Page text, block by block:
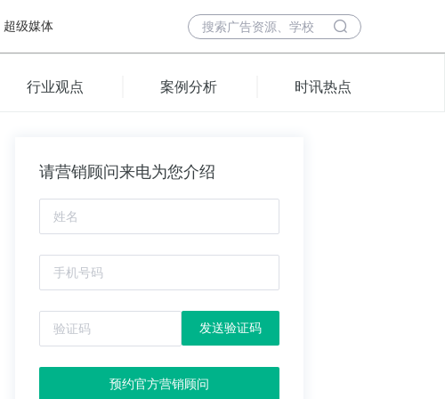
超级媒体
行业观点 案例分析 时讯热点
请营销顾问来电为您介绍
发送验证码
预约官方营销顾问